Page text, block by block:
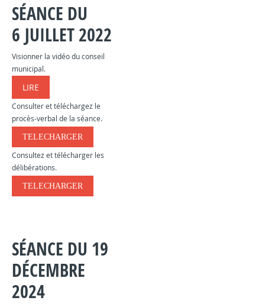
SÉANCE DU
6 JUILLET 2022
Visionner la vidéo du conseil
municipal.
LIRE
Consulter et téléchargez le
procès-verbal de la séance.
TELECHARGER
Consultez et télécharger les
délibérations.
TELECHARGER
SÉANCE DU 19
DÉCEMBRE
2024